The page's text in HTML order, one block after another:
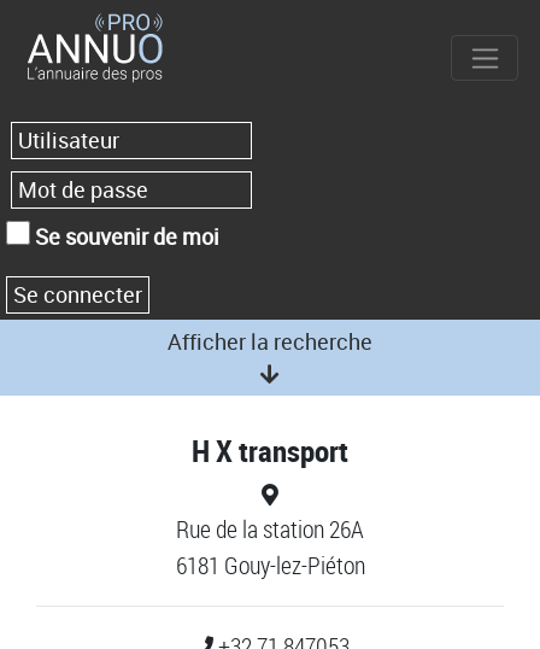
Se souvenir de moi
Afficher la recherche
H X transport
Rue de la station 26A
6181 Gouy-lez-Piéton